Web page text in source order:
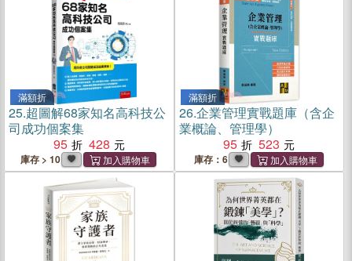
滿額折
25.超圖解68家知名高科技公
司成功個案集
95
428
庫存 > 10
滿額折
26.企業管理實戰題庫（含企
業概論、管理學）
95
523
庫存：6